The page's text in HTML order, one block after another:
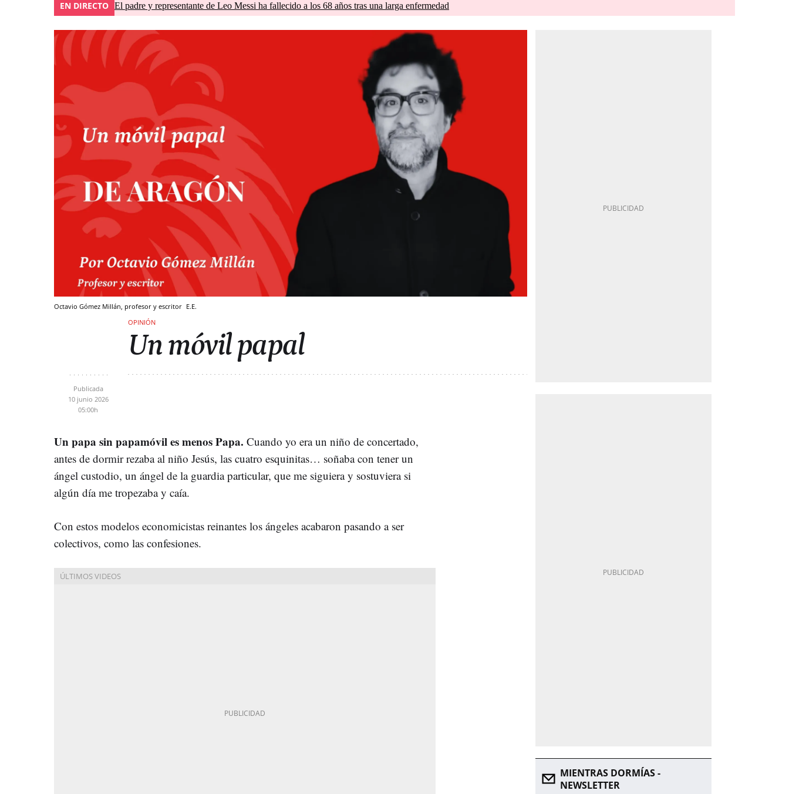
EN DIRECTO El padre y representante de Leo Messi ha fallecido a los 68 años tras una larga enfermedad
Octavio Gómez Millán, profesor y escritor E.E.
OPINIÓN
Un móvil papal
Publicada
10 junio 2026
05:00h
Un papa sin papamóvil es menos Papa. Cuando yo era un niño de concertado,
antes de dormir rezaba al niño Jesús, las cuatro esquinitas… soñaba con tener un
ángel custodio, un ángel de la guardia particular, que me siguiera y sostuviera si
algún día me tropezaba y caía.
Con estos modelos economicistas reinantes los ángeles acabaron pasando a ser
colectivos, como las confesiones.
MIENTRAS DORMÍAS -
NEWSLETTER